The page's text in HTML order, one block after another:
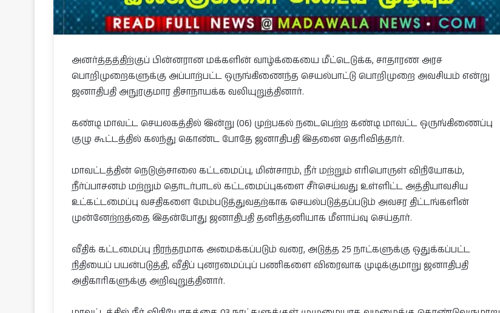
அனர்த்தத்திற்குப் பின்னரான மக்களின் வாழ்க்கையை மீட்டெடுக்க, சாதாரண அரச
பொறிமுறைகளுக்கு அப்பாற்பட்ட ஒருங்கிணைந்த செயல்பாட்டு பொறிமுறை அவசியம் என்று
ஜனாதிபதி அநுரகுமார திசாநாயக்க வலியுறுத்தினார்.
கண்டி மாவட்ட செயலகத்தில் இன்று (06) முற்பகல் நடைபெற்ற கண்டி மாவட்ட ஒருங்கிணைப்பு
குழு கூட்டத்தில் கலந்து கொண்ட போதே ஜனாதிபதி இதனை தெரிவித்தார்.
மாவட்டத்தின் நெடுஞ்சாலை கட்டமைப்பு, மின்சாரம், நீர் மற்றும் எரிபொருள் விநியோகம்,
நீர்ப்பாசனம் மற்றும் தொடர்பாடல் கட்டமைப்புகளை சீர்செய்வது உள்ளிட்ட அத்தியாவசிய
உட்கட்டமைப்பு வசதிகளை மேம்படுத்துவதற்காக செயல்படுத்தப்படும் அவசர திட்டங்களின்
முன்னேற்றத்தை இதன்போது ஜனாதிபதி தனித்தனியாக மீளாய்வு செய்தார்.
வீதிக் கட்டமைப்பு நிரந்தரமாக அமைக்கப்படும் வரை, அடுத்த 25 நாட்களுக்கு ஒதுக்கப்பட்ட
நிதியைப் பயன்படுத்தி, வீதிப் புனரமைப்புப் பணிகளை விரைவாக முடிக்குமாறு ஜனாதிபதி
அதிகாரிகளுக்கு அறிவுறுத்தினார்.